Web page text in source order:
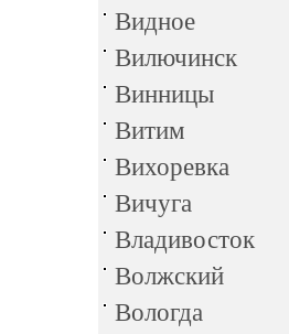
Видное
Вилючинск
Винницы
Витим
Вихоревка
Вичуга
Владивосток
Волжский
Вологда